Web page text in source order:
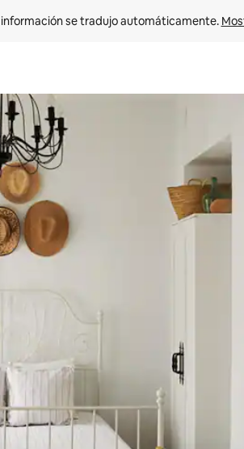
información se tradujo automáticamente.
de flecha hacia arriba y hacia abajo o